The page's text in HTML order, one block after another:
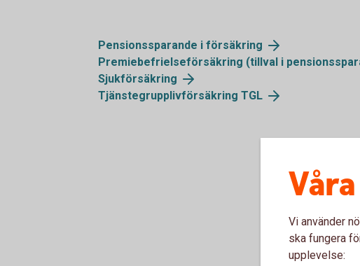
Pensionssparande i försäkring
Premiebefrielseförsäkring (tillval i
Sjukförsäkring
Tjänstegrupplivförsäkring TGL
Vi använder
ska fungera
upplevelse: